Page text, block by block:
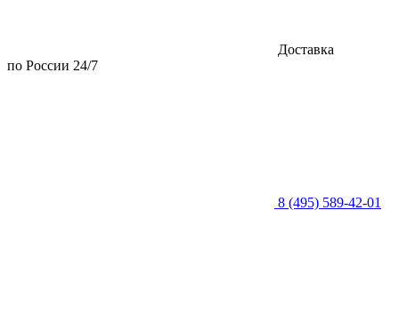
Доставка
по России 24/7
8 (495) 589-42-01